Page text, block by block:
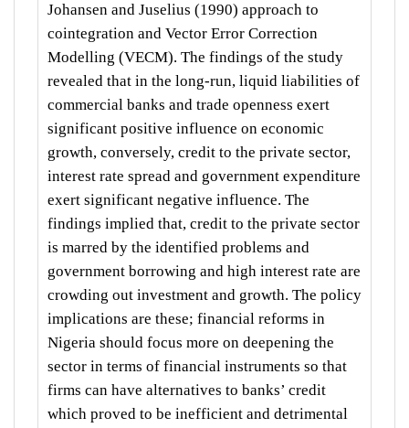
Johansen and Juselius (1990) approach to
cointegration and Vector Error Correction
Modelling (VECM). The findings of the study
revealed that in the long-run, liquid liabilities of
commercial banks and trade openness exert
significant positive influence on economic
growth, conversely, credit to the private sector,
interest rate spread and government expenditure
exert significant negative influence. The
findings implied that, credit to the private sector
is marred by the identified problems and
government borrowing and high interest rate are
crowding out investment and growth. The policy
implications are these; financial reforms in
Nigeria should focus more on deepening the
sector in terms of financial instruments so that
firms can have alternatives to banks’ credit
which proved to be inefficient and detrimental